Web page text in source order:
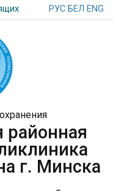
РУС БЕЛ ENG
районная
г. Минска